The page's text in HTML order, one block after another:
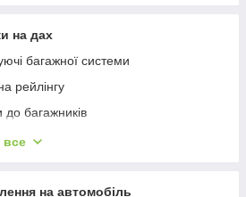
на дах
багажної системи
рейлінгу
до багажників
штатне місце
інтегровані рейлінги
все
на автомобіль